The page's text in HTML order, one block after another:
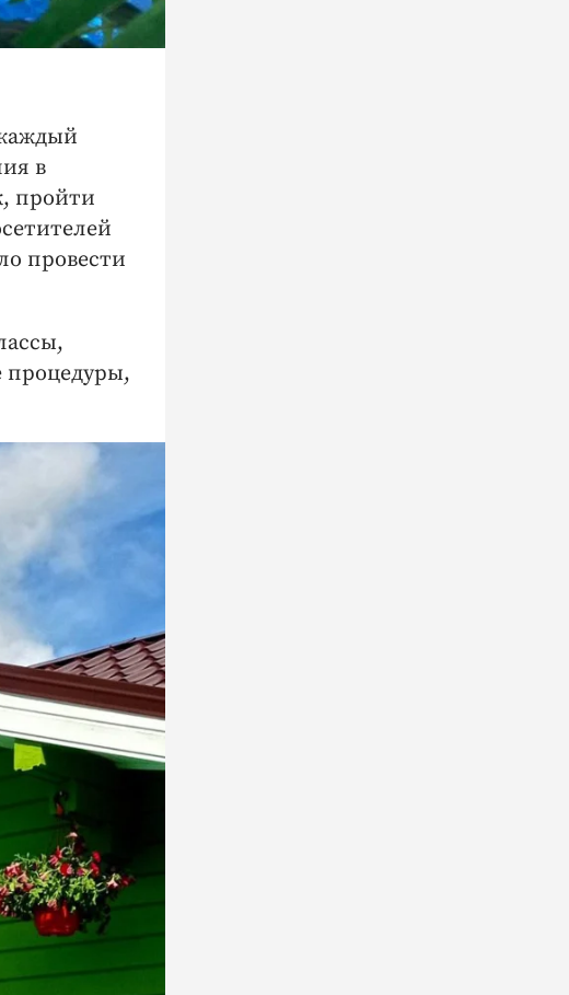
в
пройти
провести
процедуры,